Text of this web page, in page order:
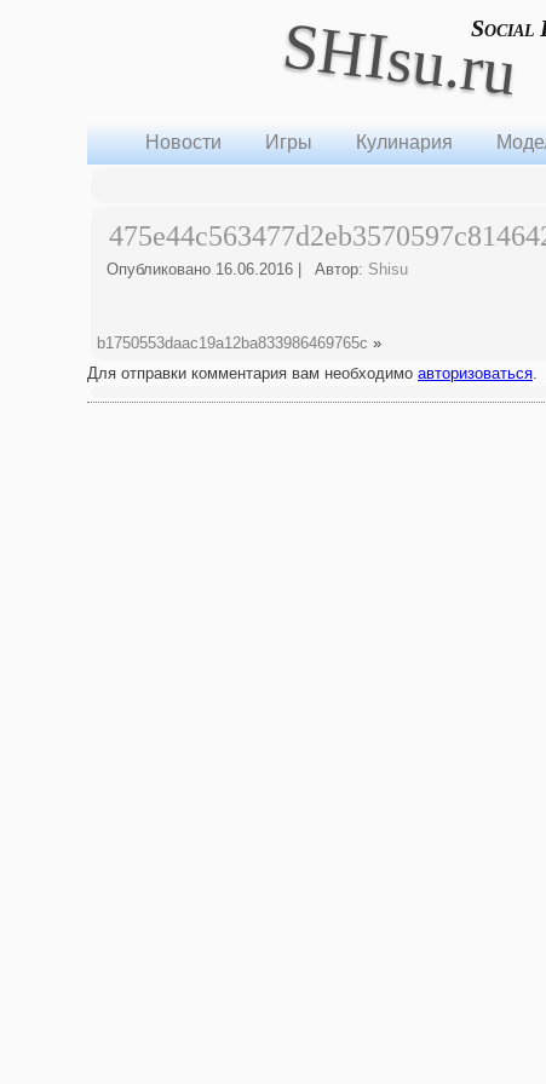
SHIsu.ru
Social
Новости Игры Кулинария
Опубликовано 16.06.2016 Автор: Shisu
b1750553daac19a12ba833986469765c »
Для отправки комментария вам необходимо авторизоваться.